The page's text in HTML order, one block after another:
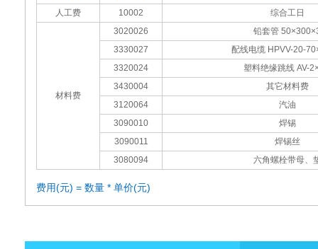
人工费 10002 综合工日
材料费
3020026
铅套管
3330027
配线电缆 HPVV-20-
3320024
塑料绝缘跳线 AV-
3430004
其它材料费
3120064
汽油
3090010
焊锡
3090011
焊锡丝
3080094
六角螺栓带母、
费用(元) = 数量 * 单价(元)